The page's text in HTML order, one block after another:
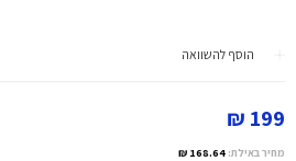
הוסף להשוואה
199 ₪
מחיר באילת: 168.64 ₪